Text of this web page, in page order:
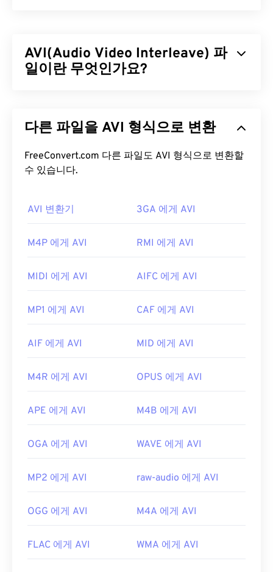
AVI(Audio Video Interleave) 파
일이란 무엇인가요?
RIFF(Resource Interchange File Format) 의 하위 포
막, 메뉴, 스트리밍, 첨부 파일 및 3D 컨테이너를 지
원할 수 있습니다.
AVI 파일을 어떻게 여나요?
합니다. AVI 파일을 보는 또 다른 방법은 운영 체제와
사용하는 것입니다.
플레이어도 지원합니다. AVI 파일이 열리지 않으면
개발자: Microsoft
유용한 링크:
리브
https://tools.ietf.org/html/rfc2361
다른 파일을 AVI 형식으로 변환
FreeConvert.com 다른 파일도 AVI 형식으로 변환할
수 있습니다.
AVI 변환기 3GA 에게 AVI
M4P 에게 AVI RMI 에게 AVI
MIDI 에게 AVI AIFC 에게 AVI
MP1 에게 AVI CAF 에게 AVI
AIF 에게 AVI MID 에게 AVI
M4R 에게 AVI OPUS 에게 AVI
APE 에게 AVI M4B 에게 AVI
OGA 에게 AVI WAVE 에게 AVI
MP2 에게 AVI raw-audio 에게 AVI
OGG 에게 AVI M4A 에게 AVI
FLAC 에게 AVI WMA 에게 AVI